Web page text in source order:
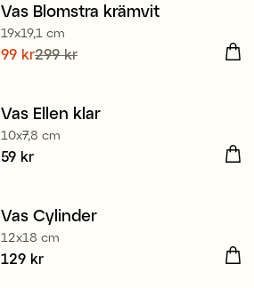
Sale
Vas Blomstra krämvit
19x19,1 cm
Nuvarande pris
99 kr299 kr
Medlem 2 för 99 kr
Vas Ellen klar
10x7,8 cm
Pris:
59 kr
Vas Cylinder
12x18 cm
Pris :129 kr
129 kr